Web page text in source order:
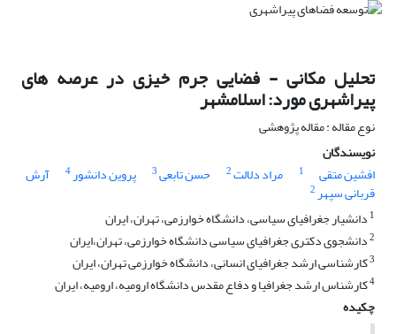
تحلیل مکانی - فضایی جرم خیزی در عرصه های
پیراشهری مورد: اسلامشهر
نوع مقاله : مقاله پژوهشی
نویسندگان
افشین متقی
1 مراد دلالت2 حسن تابعی3 پروین دانشور4 آرش
قربانی سپهر2
1 دانشیار جغرافیای سیاسی، دانشگاه خوارزمی، تهران، ایران
2دانشجوی دکتری جغرافیای سیاسی دانشگاه خوارزمی، تهران،ایران
3کارشناسی ارشد جغرافیای انسانی، دانشگاه خوارزمی تهران، ایران
4کارشناس ارشد جغرافیا و دفاع مقدس دانشگاه ارومیه، ارومیه، ایران
چکیده